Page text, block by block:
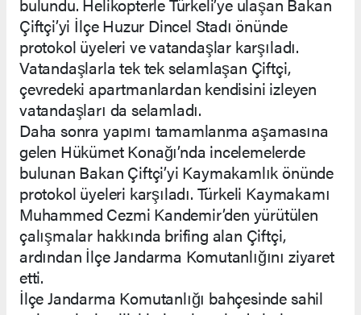
Çiftçi’yi İlçe Huzur Dincel Stadı önünde
protokol üyeleri ve vatandaşlar karşıladı.
Vatandaşlarla tek tek selamlaşan Çiftçi,
çevredeki apartmanlardan kendisini izleyen
vatandaşları da selamladı.
Daha sonra yapımı tamamlanma aşamasına
gelen Hükümet Konağı’nda incelemelerde
bulunan Bakan Çiftçi’yi Kaymakamlık önünde
protokol üyeleri karşıladı. Türkeli Kaymakamı
Muhammed Cezmi Kandemir’den yürütülen
çalışmalar hakkında brifing alan Çiftçi,
ardından İlçe Jandarma Komutanlığını ziyaret
etti.
İlçe Jandarma Komutanlığı bahçesinde sahil